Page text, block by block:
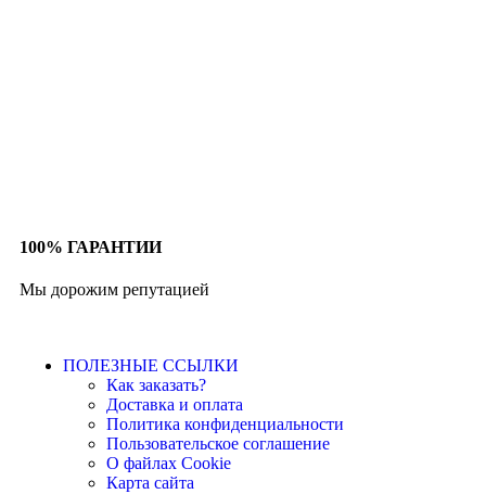
100% ГАРАНТИИ
Мы дорожим репутацией
ПОЛЕЗНЫЕ ССЫЛКИ
Как заказать?
Доставка и оплата
Политика конфиденциальности
Пользовательское соглашение
О файлах Cookie
Карта сайта